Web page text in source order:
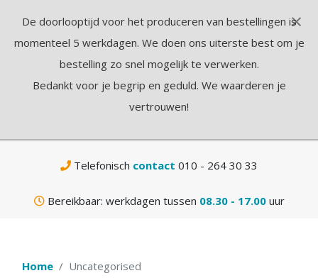
Telefonisch contact 010 - 264 30 33
Bereikbaar: werkdagen tussen 08.30 - 17.00uur
Home Uncategorised
×
De doorlooptijd voor het produceren van bestellingen is
momenteel 5 werkdagen. We doen ons uiterste best om je
bestelling zo snel mogelijk te verwerken.
Bedankt voor je begrip en geduld. We waarderen je
vertrouwen!